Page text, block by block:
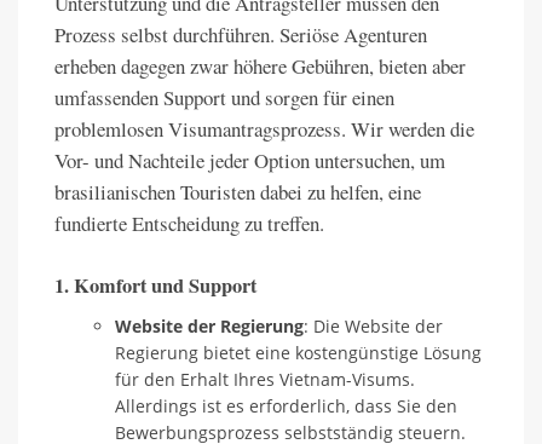
Prozess selbst durchführen. Seriöse Agenturen
erheben dagegen zwar höhere Gebühren, bieten aber
umfassenden Support und sorgen für einen
problemlosen Visumantragsprozess. Wir werden die
Vor- und Nachteile jeder Option untersuchen, um
brasilianischen Touristen dabei zu helfen, eine
fundierte Entscheidung zu treffen.
1. Komfort und Support
Website der Regierung: Die Website der
Regierung bietet eine kostengünstige Lösung
für den Erhalt Ihres Vietnam-Visums.
Allerdings ist es erforderlich, dass Sie den
Bewerbungsprozess selbstständig steuern.